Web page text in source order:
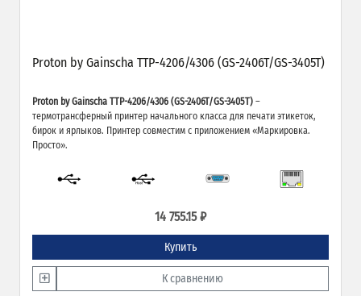
Proton by Gainscha TTP-4206/4306 (GS-2406T/GS-3405T)
Proton by Gainscha TTP-4206/4306 (GS-2406T/GS-3405T) –
термотрансферный принтер начального класса для печати этикеток,
бирок и ярлыков. Принтер совместим с приложением «Маркировка.
Просто».
14 755.15 ₽
Купить
К сравнению